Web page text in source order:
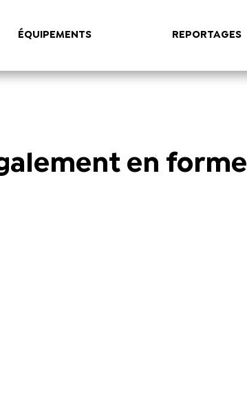
ÉQUIPEMENTS REPORTAGES
en forme